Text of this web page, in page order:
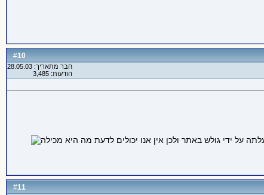
#
10
חבר מתאריך: 28.05.03
הודעות: 3,485
#
11